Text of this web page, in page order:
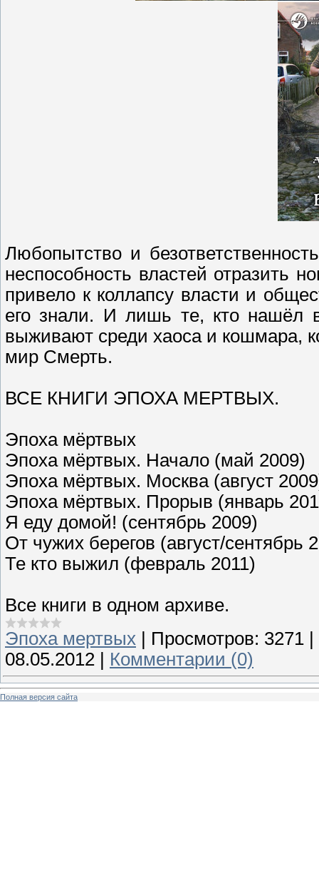
Любопытство и
неспособность властей отразить
привело к коллапсу власти и
его знали. И лишь те, кто нашёл
выживают среди хаоса и кошмара,
мир Смерть.
ВСЕ КНИГИ ЭПОХА МЕРТВЫХ.
Эпоха мёртвых
Эпоха мёртвых. Начало (май 2009)
Эпоха мёртвых. Москва (август
Эпоха мёртвых. Прорыв (январь
Я еду домой! (сентябрь 2009)
От чужих берегов (август/сентябрь
Те кто выжил (февраль 2011)
Все книги в одном архиве.
Эпоха мертвых | Просмотров: 3271 |
08.05.2012 | Комментарии (0)
Полная версия сайта